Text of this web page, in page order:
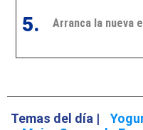
5.
Arranca la nueva
Temas del día |